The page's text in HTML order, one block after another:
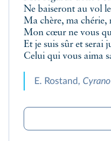
Ne baiseront au vol
Ma chère, ma
Mon cœur ne vous
Et je suis sûr et serai
Celui qui vous aima
E. Rostand,